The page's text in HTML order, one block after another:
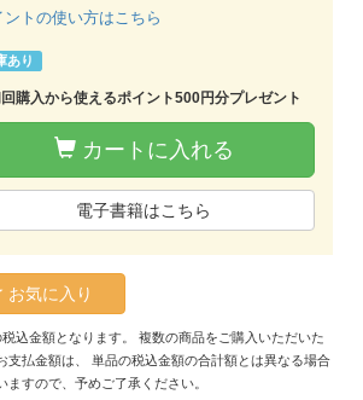
ントの使い方はこちら
あり
購入から使えるポイント500円分プレゼント
カートに入れる
電子書籍はこちら
お気に入り
込金額となります。 複数の商品をご購入いただいた
支払金額は、 単品の税込金額の合計額とは異なる場合
ますので、予めご了承ください。